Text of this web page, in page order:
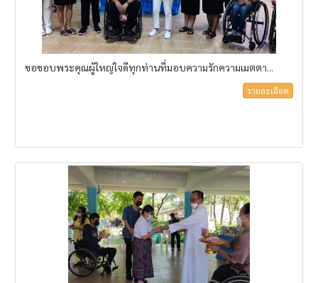
ขอขอบพระคุณผู้ใหญ่ใจดีทุกท่านที่มอบความรักความเมตตา...
รายละเอียด